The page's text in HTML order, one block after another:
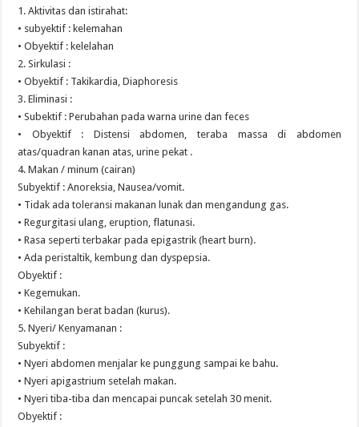
1. Aktivitas dan istirahat:
• subyektif : kelemahan
• Obyektif : kelelahan
2. Sirkulasi :
• Obyektif : Takikardia, Diaphoresis
3. Eliminasi :
• Subektif : Perubahan pada warna urine dan feces
• Obyektif : Distensi abdomen, teraba massa di abdomen
atas/quadran kanan atas, urine pekat .
4. Makan / minum (cairan)
Subyektif : Anoreksia, Nausea/vomit.
• Tidak ada toleransi makanan lunak dan mengandung gas.
• Regurgitasi ulang, eruption, flatunasi.
• Rasa seperti terbakar pada epigastrik (heart burn).
• Ada peristaltik, kembung dan dyspepsia.
Obyektif :
• Kegemukan.
• Kehilangan berat badan (kurus).
5. Nyeri/ Kenyamanan :
Subyektif :
• Nyeri abdomen menjalar ke punggung sampai ke bahu.
• Nyeri apigastrium setelah makan.
• Nyeri tiba-tiba dan mencapai puncak setelah 30 menit.
Obyektif :